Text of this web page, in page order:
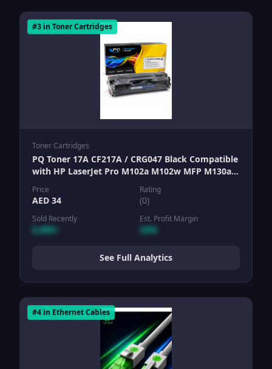
#3 in Toner Cartridges
Toner Cartridges
PQ Toner 17A CF217A / CRG047 Black Compatible
with HP LaserJet Pro M102a M102w MFP M130a
M130fn M130fw M130nw & Canon imageCLASS
LBP113w MF112 MF113w
Price
AED 34
Rating
(0)
Sold Recently
5,000+
Est. Profit Margin
24%
See Full Analytics
#4 in Ethernet Cables